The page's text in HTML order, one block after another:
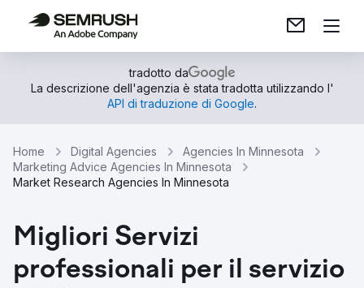
tradotto da
La descrizione dell'agenzia è stata tradotta utilizzando l'
API di traduzione di Google.
Home Digital Agencies
Agencies In Minnesota
Marketing Advice Agencies In Minnesota
Market Research Agencies In Minnesota
Migliori Servizi
professionali per il servizio